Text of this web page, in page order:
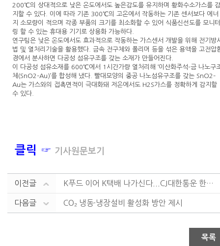
200℃의 상대적으로 낮은 온도에서도 높은감도를 유지하며 황화수소가스를 감
지할 수 있다. 이에 따라 기존 300℃의 고온에서 작동하는 기존 센서보다 에너
지 소모량이 적으며 각종 부품의 크기를 최소화할 수 있어 식품신선도를 모니터
링 할 수 있는 휴대용 기기로 상용화 가능하다.
연구팀은 낮은 온도에서도 효과적으로 작동하는 가스센서 개발을 위해 전기방
법 및 열처리기술을 활용했다. 금속 전구체와 폴리머 등을 섞은 용액을 고전압
경에서 분사하면 다공성 섬유구조를 갖는 소재가 만들어진다.
이 다공성 섬유소재를 600℃에서 1시간가량 열처리해 ‘이산화주석-금 나노구
체(SnO2–Au)’를 합성해 냈다. 빨대모양의 중공 나노섬유구조를 갖는 SnO2–
Au는 가스와의 접촉면적이 극대화돼 저온에서도 H2S가스를 정확하게 감지할
수 있다.
클릭 ☞ 기사원문보기
이전글 K푸드 이어 K택배 나가신다...CJ대한통운 한진 롯데....
다음글 CO₂ 냉동·냉장설비 활성화 방안 제시
목록